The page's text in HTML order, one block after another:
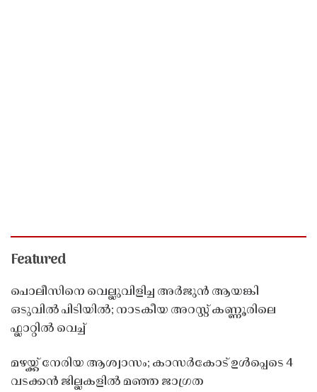
Featured
പൊലീസിനെ വെല്ലുവിളിച്ച അർജുൻ ആയങ്കി
ഒടുവിൽ പിടിയിൽ; നാടകീയ അറസ്റ്റ് കണ്ണൂരിലെ
ഫ്ലാറ്റിൽ വെച്ച്
മഴയ്ക്ക് നേരിയ ആശ്വാസം; കാസർകോട് ഉൾപ്പെടെ 4
വടക്കൻ ജില്ലകളിൽ മഞ്ഞ ജാഗ്രത